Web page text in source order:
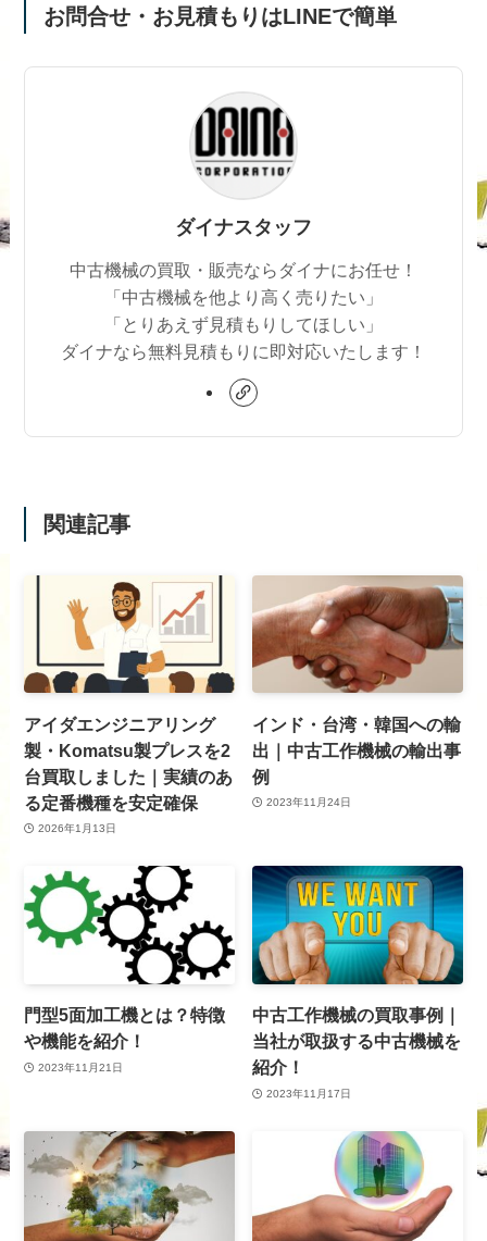
お問合せ・お見積もりはLINEで簡単
ダイナスタッフ
中古機械の買取・販売ならダイナにお任せ！
「中古機械を他より高く売りたい」
「とりあえず見積もりしてほしい」
ダイナなら無料見積もりに即対応いたします！
関連記事
アイダエンジニアリング
製・Komatsu製プレスを2
台買取しました｜実績のあ
る定番機種を安定確保
2026年1月13日
インド・台湾・韓国への輸
出｜中古工作機械の輸出事
例
2023年11月24日
門型5面加工機とは？特徴
や機能を紹介！
2023年11月21日
中古工作機械の買取事例｜
当社が取扱する中古機械を
紹介！
2023年11月17日